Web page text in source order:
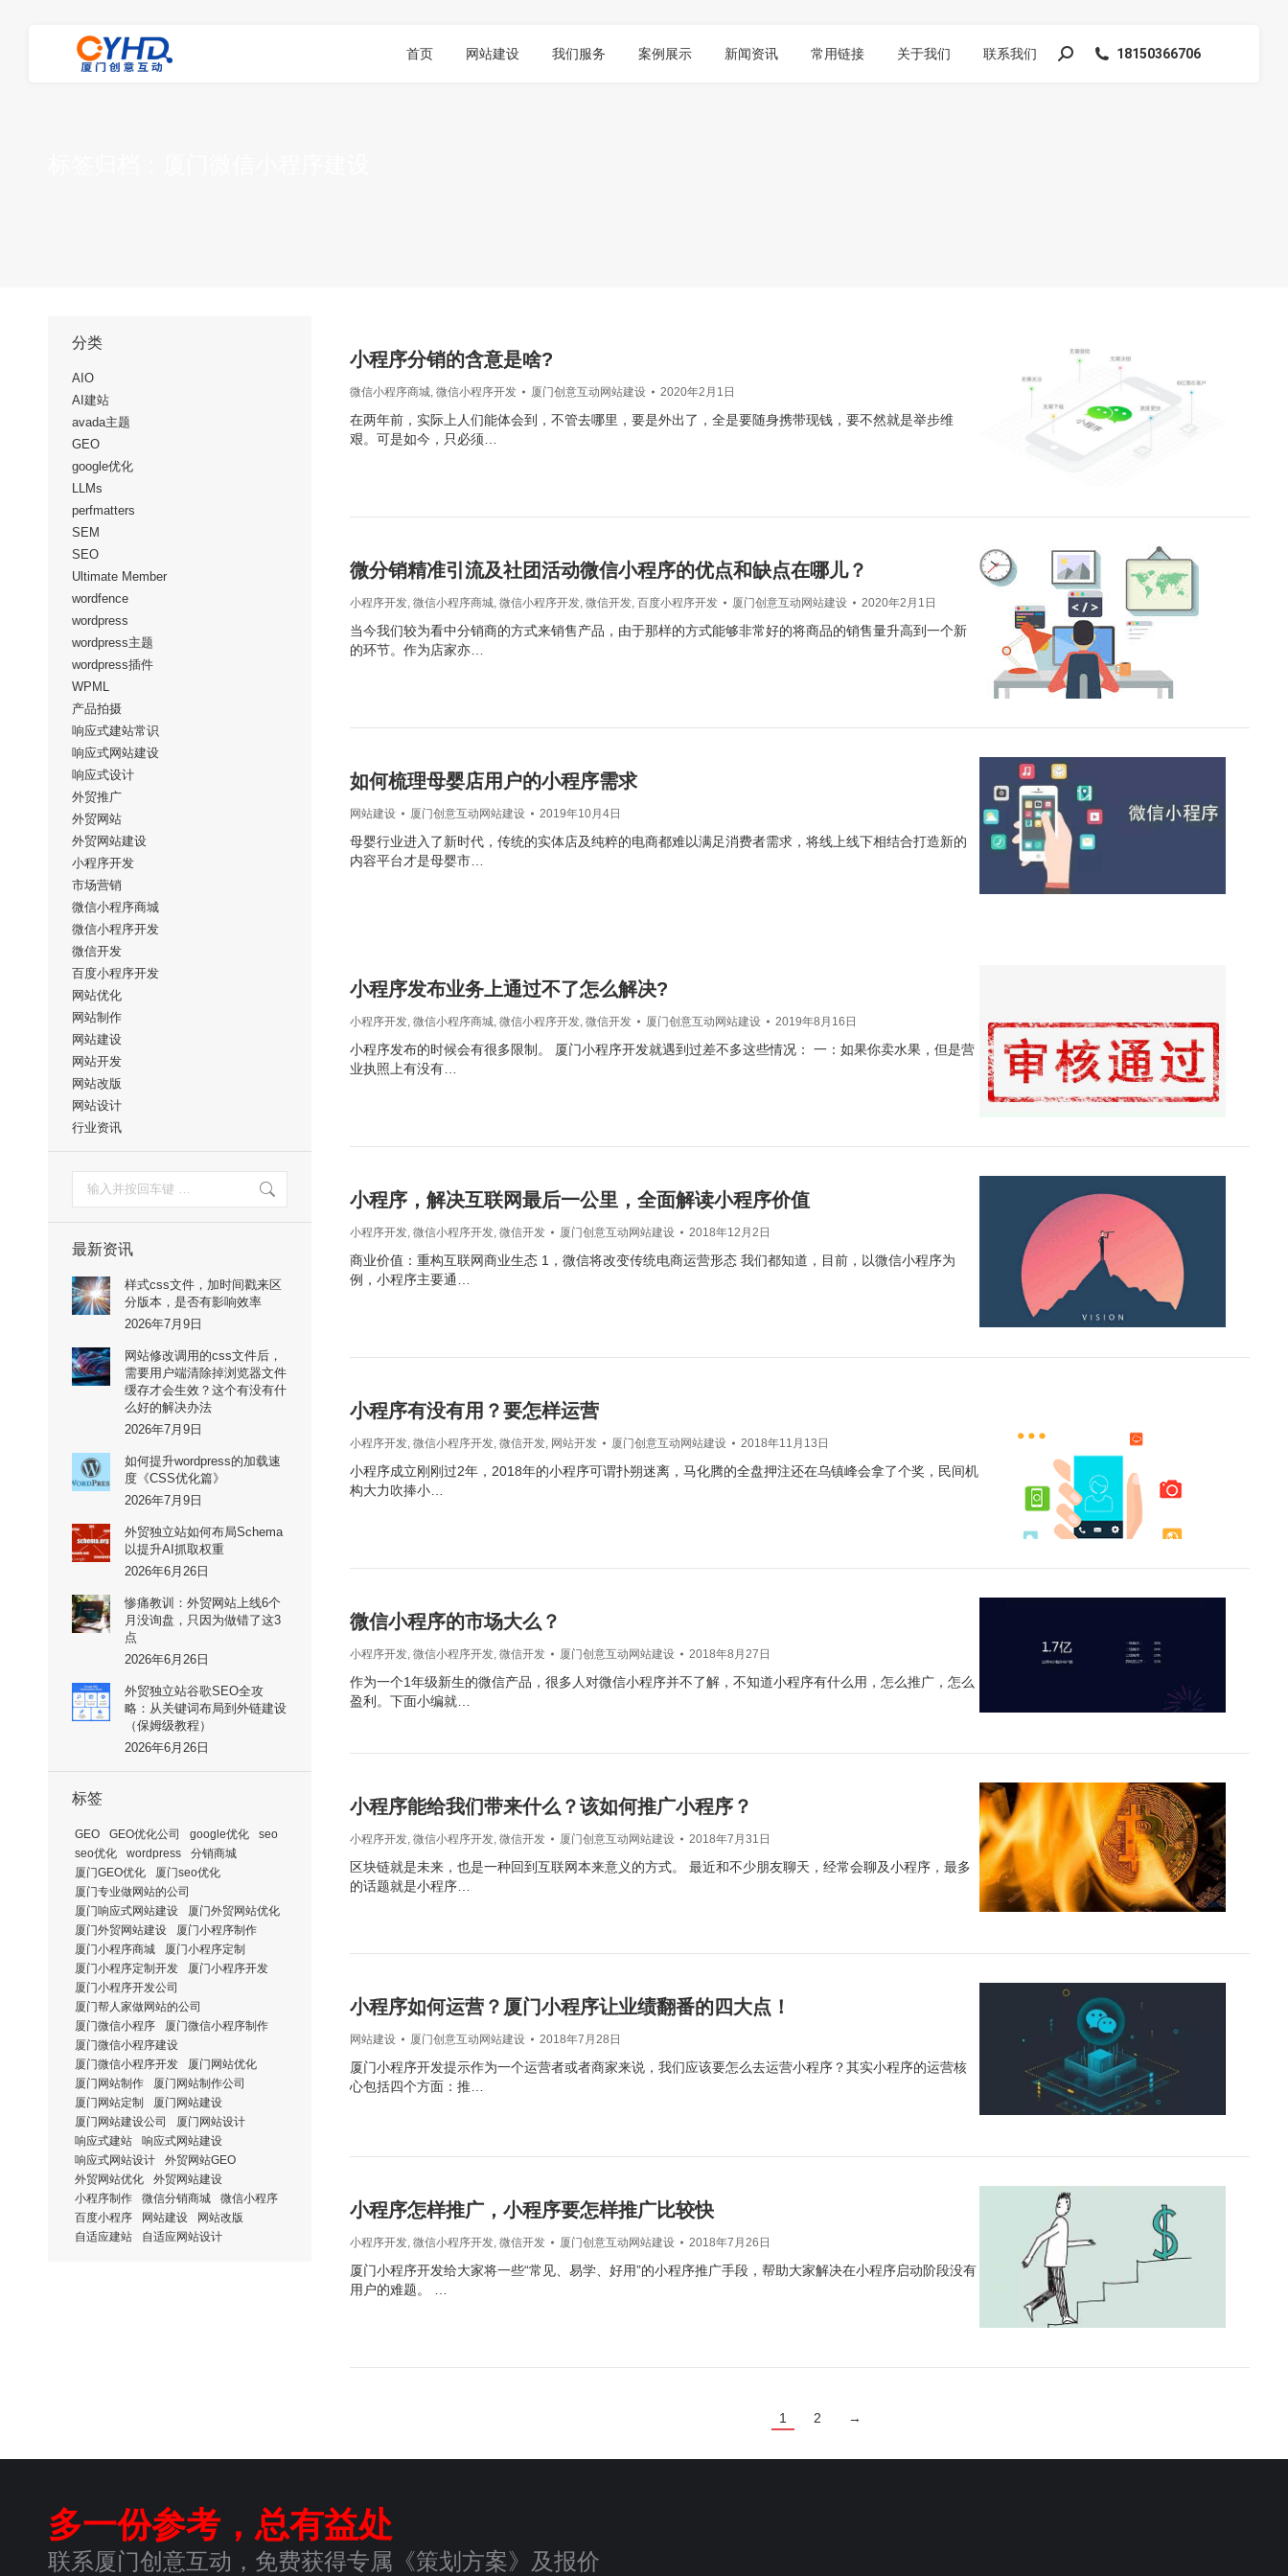
首页 网站建设 我们服务 案例展示 新闻资讯 常用链接 关于我们 联系我们
搜
18150366706
小程序分销的含意是啥?
微信小程序商城, 微信小程序开发 厦门创意互动网站建设 2020年2月1日
在两年前，实际上人们能体会到，不管去哪里，要是外出了，全是要随身携带现钱，要不然就是举步维
艰。可是如今，只必须…
微分销精准引流及社团活动微信小程序的优点和缺点在哪儿？
小程序开发, 微信小程序商城, 微信小程序开发, 微信开发, 百度小程序开发 厦门创意互动网站建设 2020年2月1日
当今我们较为看中分销商的方式来销售产品，由于那样的方式能够非常好的将商品的销售量升高到一个新
的环节。作为店家亦…
如何梳理母婴店用户的小程序需求
网站建设 厦门创意互动网站建设 2019年10月4日
母婴行业进入了新时代，传统的实体店及纯粹的电商都难以满足消费者需求，将线上线下相结合打造新的
内容平台才是母婴市…
小程序发布业务上通过不了怎么解决?
小程序开发, 微信小程序商城, 微信小程序开发, 微信开发 厦门创意互动网站建设 2019年8月16日
小程序发布的时候会有很多限制。 厦门小程序开发就遇到过差不多这些情况： 一：如果你卖水果，但是营
业执照上有没有…
小程序，解决互联网最后一公里，全面解读小程序价值
小程序开发, 微信小程序开发, 微信开发 厦门创意互动网站建设 2018年12月2日
商业价值：重构互联网商业生态 1，微信将改变传统电商运营形态 我们都知道，目前，以微信小程序为
例，小程序主要通…
小程序有没有用？要怎样运营
小程序开发, 微信小程序开发, 微信开发, 网站开发 厦门创意互动网站建设 2018年11月13日
小程序成立刚刚过2年，2018年的小程序可谓扑朔迷离，马化腾的全盘押注还在乌镇峰会拿了个奖，民间机
构大力吹捧小…
微信小程序的市场大么？
小程序开发, 微信小程序开发, 微信开发 厦门创意互动网站建设 2018年8月27日
作为一个1年级新生的微信产品，很多人对微信小程序并不了解，不知道小程序有什么用，怎么推广，怎么
盈利。下面小编就…
小程序能给我们带来什么？该如何推广小程序？
小程序开发, 微信小程序开发, 微信开发 厦门创意互动网站建设 2018年7月31日
区块链就是未来，也是一种回到互联网本来意义的方式。 最近和不少朋友聊天，经常会聊及小程序，最多
的话题就是小程序…
小程序如何运营？厦门小程序让业绩翻番的四大点！
网站建设 厦门创意互动网站建设 2018年7月28日
厦门小程序开发提示作为一个运营者或者商家来说，我们应该要怎么去运营小程序？其实小程序的运营核
心包括四个方面：推…
小程序怎样推广，小程序要怎样推广比较快
小程序开发, 微信小程序开发, 微信开发 厦门创意互动网站建设 2018年7月26日
厦门小程序开发给大家将一些“常见、易学、好用”的小程序推广手段，帮助大家解决在小程序启动阶段没有
用户的难题。 …
1 2 →
分类
AIO
AI建站
avada主题
GEO
google优化
LLMs
perfmatters
SEM
SEO
Ultimate Member
wordfence
wordpress
wordpress主题
wordpress插件
WPML
产品拍摄
响应式建站常识
响应式网站建设
响应式设计
外贸推广
外贸网站
外贸网站建设
小程序开发
市场营销
微信小程序商城
微信小程序开发
微信开发
百度小程序开发
网站优化
网站制作
网站建设
网站开发
网站改版
网站设计
行业资讯
索：
最新资讯
样式css文件，加时间戳来区
分版本，是否有影响效率
2026年7月9日
网站修改调用的css文件后，
需要用户端清除掉浏览器文件
缓存才会生效？这个有没有什
么好的解决办法
2026年7月9日
如何提升wordpress的加载速
度《CSS优化篇》
2026年7月9日
外贸独立站如何布局Schema
以提升AI抓取权重
2026年6月26日
惨痛教训：外贸网站上线6个
月没询盘，只因为做错了这3
点
2026年6月26日
外贸独立站谷歌SEO全攻
略：从关键词布局到外链建设
（保姆级教程）
2026年6月26日
标签
GEO GEO优化公司 google优化
seo
seo优化
wordpress
分销商城
厦门GEO优化
厦门seo优化
厦门专业做网站的公司
厦门响应式网站建设
厦门外贸网站优化
厦门外贸网站建设
厦门小程序制作
厦门小程序商城
厦门小程序定制
厦门小程序定制开发
厦门小程序开发
厦门小程序开发公司
厦门帮人家做网站的公司
厦门微信小程序
厦门微信小程序制作
厦门微信小程序建设
厦门微信小程序开发
厦门网站优化
厦门网站制作
厦门网站制作公司
厦门网站定制
厦门网站建设
厦门网站建设公司
厦门网站设计
响应式建站
响应式网站建设
响应式网站设计
外贸网站GEO
外贸网站优化
外贸网站建设
小程序制作
微信分销商城
微信小程序
百度小程序
网站建设
网站改版
自适应建站
自适应网站设计
多一份参考，总有益处
联系厦门创意互动，免费获得专属《策划方案》及报价